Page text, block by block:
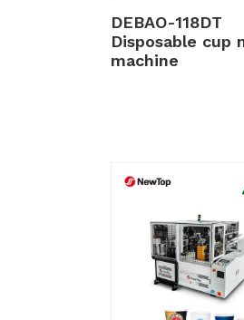
DEBAO-118DT
Disposable cup
machine